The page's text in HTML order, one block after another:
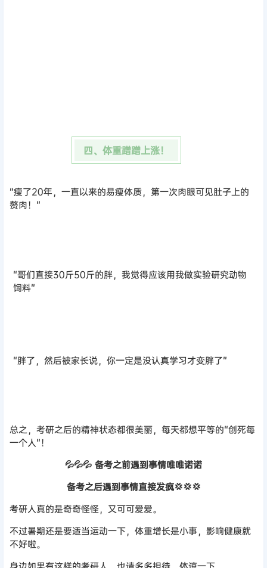
四、体重蹭蹭上涨！
“瘦了20年，一直以来的易瘦体质，第一次肉眼可见肚子上的
赘肉！”
“哥们直接30斤50斤的胖，我觉得应该用我做实验研究动物
饲料”
“胖了，然后被家长说，你一定是没认真学习才变胖了”
总之，考研之后的精神状态都很美丽，每天都想平等的“创死每
一个人”！
💦💦💦 备考之前遇到事情唯唯诺诺
备考之后遇到事情直接发疯💢💢💢
考研人真的是奇奇怪怪，又可可爱爱。
不过暑期还是要适当运动一下，体重增长是小事，影响健康就
不好啦。